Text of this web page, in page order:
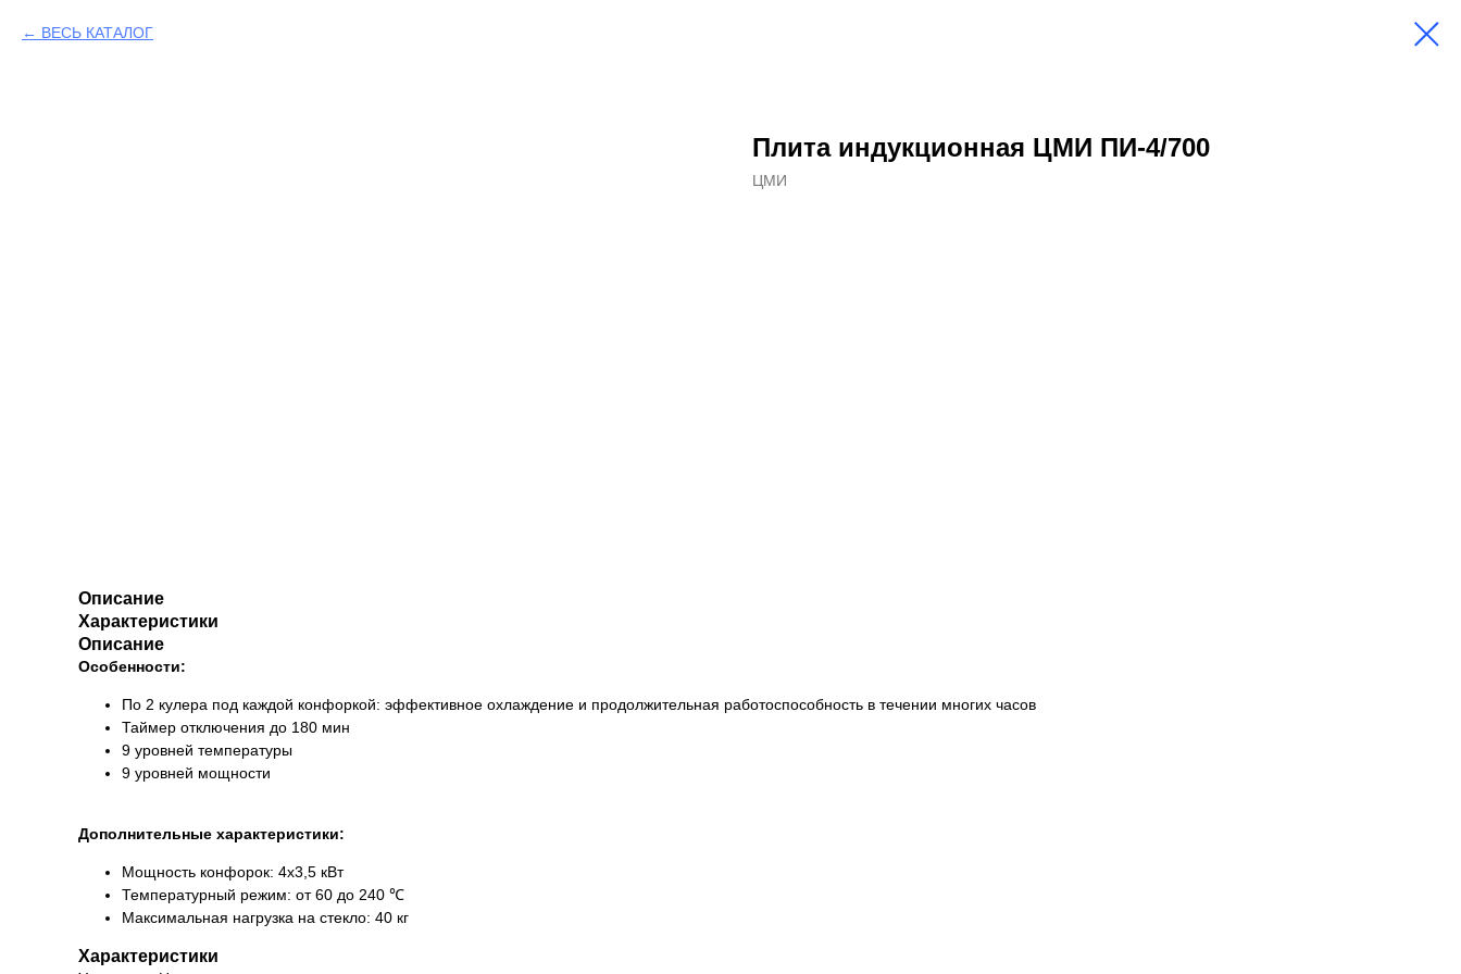
ВЕСЬ КАТАЛОГ
Плита индукционная ЦМИ ПИ-4/700
ЦМИ
Описание
Характеристики
Описание
Особенности:
По 2 кулера под каждой конфоркой: эффективное охлаждение и продолжительная работоспособность в течении многих часов
Таймер отключения до 180 мин
9 уровней температуры
9 уровней мощности
Дополнительные характеристики:
Мощность конфорок: 4х3,5 кВт
Температурный режим: от 60 до 240 ℃
Максимальная нагрузка на стекло: 40 кг
Характеристики